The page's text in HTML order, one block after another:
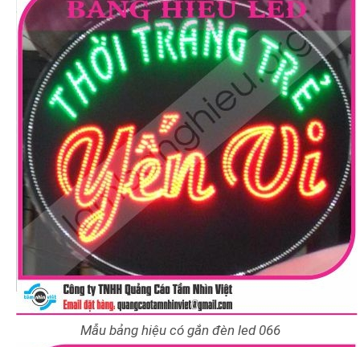
Mẫu bảng hiệu có gắn đèn led 066